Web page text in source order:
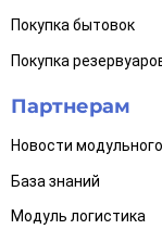
Покупка бытовок
Покупка
Партнерам
Новости
База знаний
Модуль логистика